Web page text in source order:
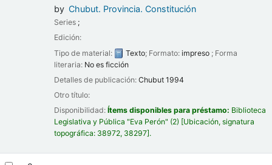
by Chubut. Provincia. Constitución
Series ;
Edición:
Tipo de material:
Texto; Formato: impreso ; Forma
literaria: No es ficción
Detalles de publicación: Chubut 1994
Otro título:
Disponibilidad: Ítems disponibles para préstamo: Biblioteca
Legislativa y Pública "Eva Perón" (2) Ubicación, signatura
topográfica: 38972, 38297 .